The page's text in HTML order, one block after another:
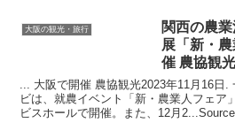
大阪の観光・旅行
関西の農
展「新・農
催 農協観光
... 大阪で開催 農協観光2023年11月16日
ビは、就農イベント「新・農業人フェア
ビスホールで開催。また、12月